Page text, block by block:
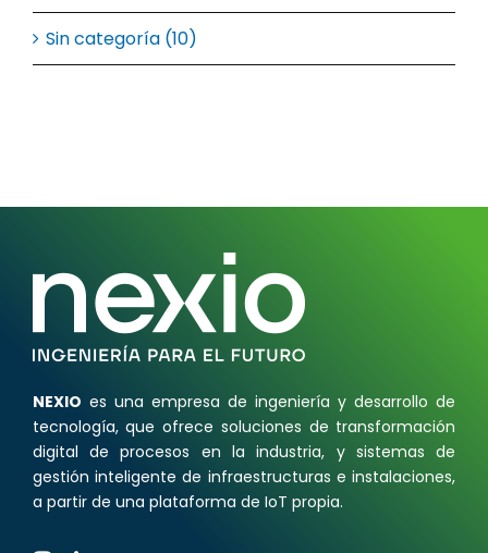
Sin categoría (10)
NEXIO es una empresa de ingeniería y desarrollo de
tecnología, que ofrece soluciones de transformación
digital de procesos en la industria, y sistemas de
gestión inteligente de infraestructuras e instalaciones,
a partir de una plataforma de IoT propia.